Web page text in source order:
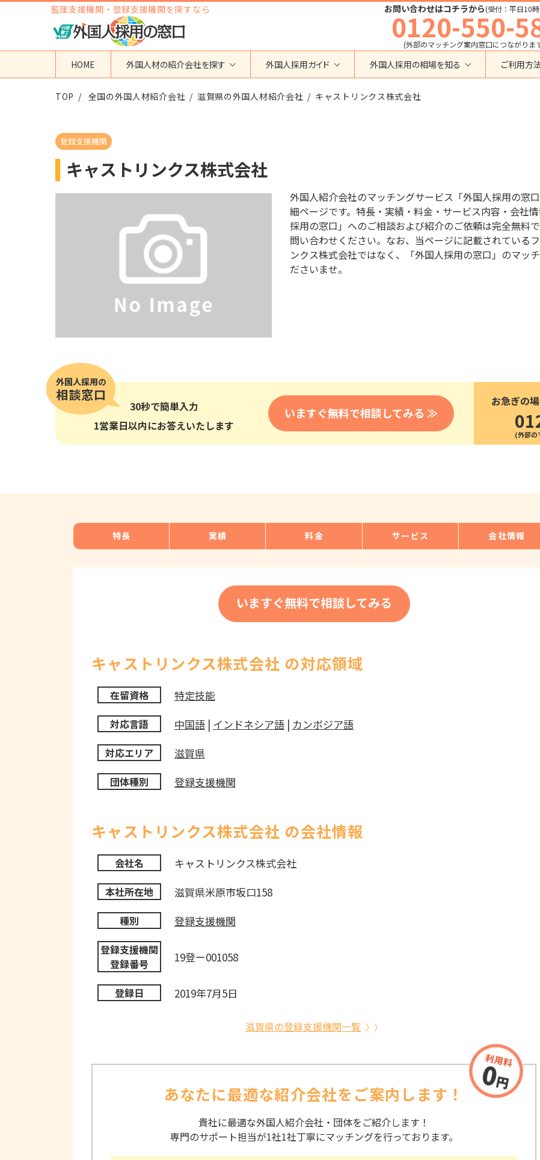
監理支援機関・登録支援機関を探すなら お問い合わせはコチラから(受付：平日10
0120-550-
(外部のマッチング案内窓口につながりま
HOME 外国人材の紹介会社を探す
地域から検索する
神奈川県
大阪府
その他の地域
国籍から検索する
ミャンマー
タイ
ネパール
中国
その他の国籍
在留資格から検索する
高度専門職
留学
インターンシップ
特定活動
介護
医療
運送・ドライバー
自動車整備
宿泊
外食
農業
通訳・翻訳
IT
営業
貿易
外国人採用ガイド
特定技能
外国人採用
在留資格・ビザ
教育・研修
採用市場
調査・プレスリリース
お役立ち資料
外国人採用の相場を知る
育成就労外国人の受け入れ相場
ご利用方
TOP 全国の外国人材紹介会社 滋賀県の外国人材紹介会社 キャストリンクス株式会社
登録支援機関
キャストリンクス株式会社
外国人紹介会社のマッチングサービス「外国人採用の窓
細ページです。特長・実績・料金・サービス内容・会社
採用の窓口」へのご相談および紹介のご依頼は完全無料
問い合わせください。なお、当ページに記載されている
ンクス株式会社ではなく、「外国人採用の窓口」のマッ
ださいませ。
30秒で簡単入力
1営業日以内にお答えいたします
いますぐ無料で相談してみる ≫
お急ぎの
特長 実績 料金 サービス 会社情報
いますぐ無料で相談してみる
キャストリンクス株式会社 の対応領域
在留資格 特定技能
対応言語 中国語| インドネシア語| カンボジア語
対応エリア 滋賀県
団体種別 登録支援機関
キャストリンクス株式会社 の会社情報
会社名 キャストリンクス株式会社
本社所在地 滋賀県米原市坂口158
種別 登録支援機関
登録支援機関
登録番号
19登ー001058
登録日 2019年7月5日
滋賀県の登録支援機関一覧
あなたに最適な紹介会社をご案内します！
貴社に最適な外国人紹介会社・団体をご紹介します！
専門のサポート担当が1社1社丁寧にマッチングを行っております。